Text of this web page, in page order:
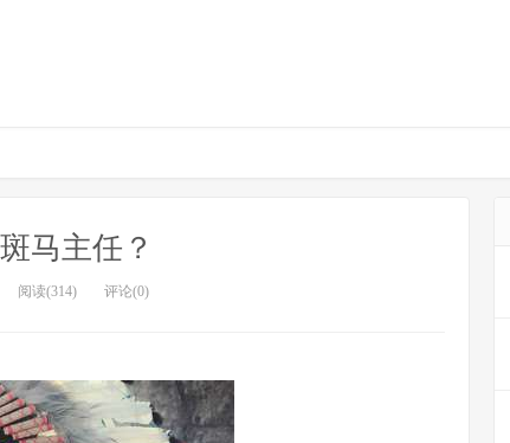
马主任？
阅读(314) 评论(0)